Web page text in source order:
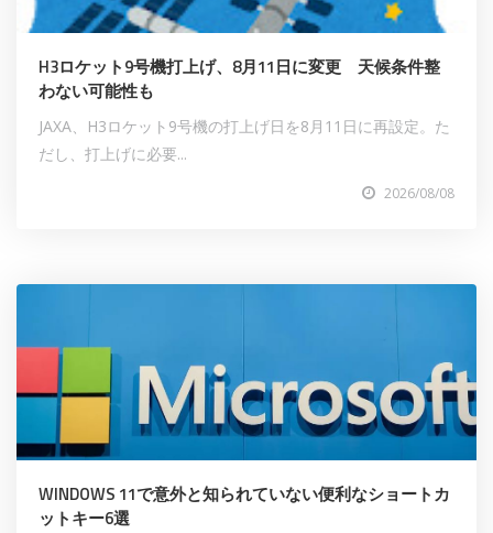
H3ロケット9号機打上げ、8月11日に変更 天候条件整
わない可能性も
JAXA、H3ロケット9号機の打上げ日を8月11日に再設定。た
だし、打上げに必要...
2026/08/08
WINDOWS 11で意外と知られていない便利なショートカ
ットキー6選